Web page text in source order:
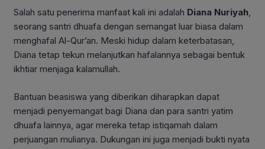
Salah satu penerima manfaat kali ini adalah Diana Nuriyah,
seorang santri dhuafa dengan semangat luar biasa dalam
menghafal Al-Qur’an. Meski hidup dalam keterbatasan,
Diana tetap tekun melanjutkan hafalannya sebagai bentuk
ikhtiar menjaga kalamullah.
Bantuan beasiswa yang diberikan diharapkan dapat
menjadi penyemangat bagi Diana dan para santri yatim
dhuafa lainnya, agar mereka tetap istiqamah dalam
perjuangan mulianya. Dukungan ini juga menjadi bukti nyata